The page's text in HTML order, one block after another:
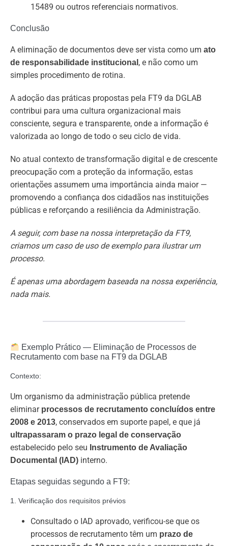
15489 ou outros referenciais normativos.
Conclusão
A eliminação de documentos deve ser vista como um ato
de responsabilidade institucional , e não como um
simples procedimento de rotina.
A adoção das práticas propostas pela FT9 da DGLAB
contribui para uma cultura organizacional mais
consciente, segura e transparente, onde a informação é
valorizada ao longo de todo o seu ciclo de vida.
No atual contexto de transformação digital e de crescente
preocupação com a proteção da informação, estas
orientações assumem uma importância ainda maior —
promovendo a confiança dos cidadãos nas instituições
públicas e reforçando a resiliência da Administração.
A seguir, com base na nossa interpretação da FT9,
criamos um caso de uso de exemplo para ilustrar um
processo.
É apenas uma abordagem baseada na nossa experiência,
nada mais.
Exemplo Prático — Eliminação de Processos de
Recrutamento com base na FT9 da DGLAB
Contexto:
Um organismo da administração pública pretende
eliminar processos de recrutamento concluídos entre
2008 e 2013, conservados em suporte papel, e que já
ultrapassaram o prazo legal de conservação
estabelecido pelo seu Instrumento de Avaliação
Documental (IAD) interno.
Etapas seguidas segundo a FT9:
1. Verificação dos requisitos prévios
Consultado o IAD aprovado, verificou-se que os
processos de recrutamento têm um prazo de